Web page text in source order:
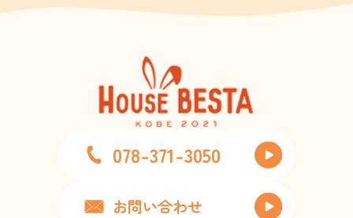
078-371-3050
お問い合わせ